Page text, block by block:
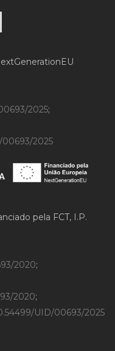
2025;
2025
pela FCT, I.P.
2020;
2020;
UID/00693/2025